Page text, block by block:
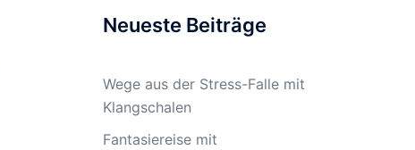
Neueste Beiträge
Wege aus der Stress-Falle mit
Klangschalen
Fantasiereise mit